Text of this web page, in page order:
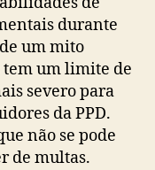
durante
um mito
tem um limite de
severo para
da PPD.
não se pode
de multas.